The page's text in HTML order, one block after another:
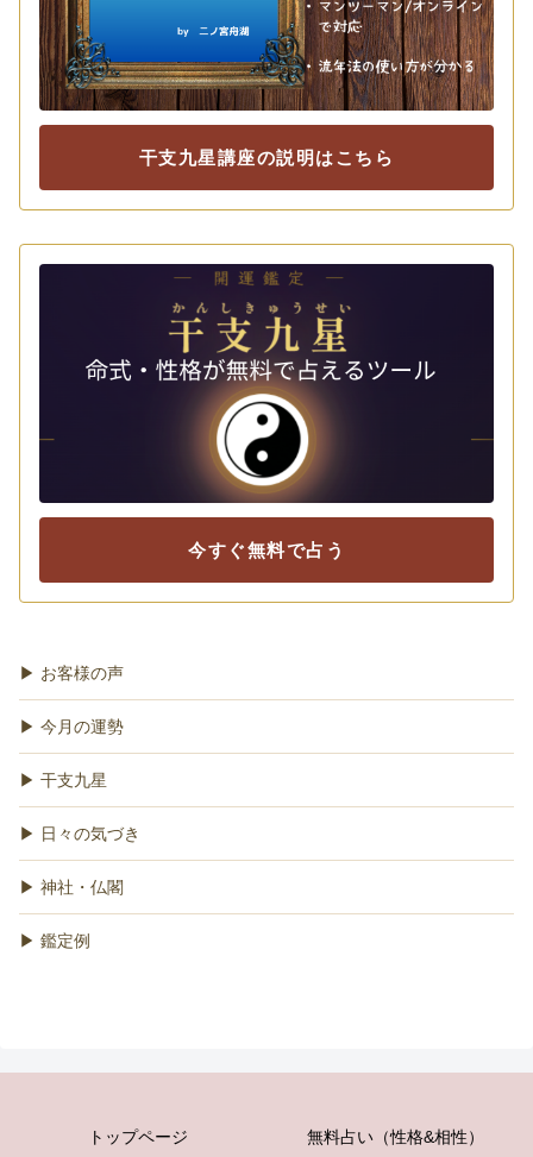
干支九星講座の説明はこちら
今すぐ無料で占う
▶ お客様の声
▶ 今月の運勢
▶ 干支九星
▶ 日々の気づき
▶ 神社・仏閣
▶ 鑑定例
トップページ 無料占い（性格&相性）